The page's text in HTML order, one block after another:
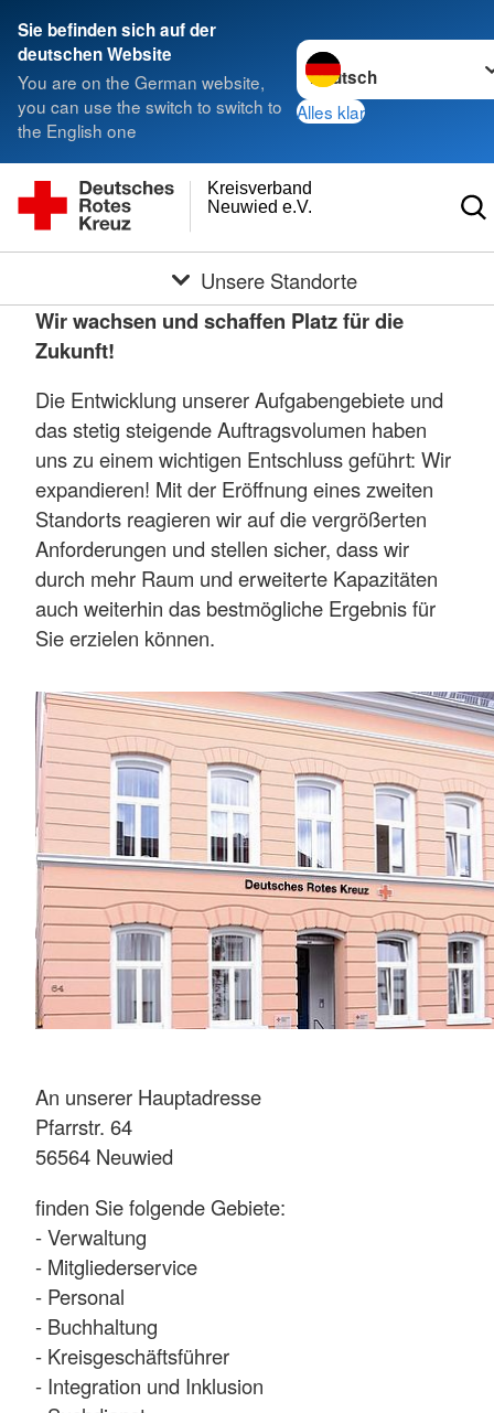
Sie befinden sich auf der
deutschen Website
You are on the German website,
you can use the switch to switch to
the English one
Sprache wechseln zu
Alles klar
Neuwied e.V.
Kreisverband
Unsere Standorte
Wir wachsen und schaffen Platz für die
Zukunft!
Die Entwicklung unserer Aufgabengebiete und
das stetig steigende Auftragsvolumen haben
uns zu einem wichtigen Entschluss geführt: Wir
expandieren! Mit der Eröffnung eines zweiten
Standorts reagieren wir auf die vergrößerten
Anforderungen und stellen sicher, dass wir
durch mehr Raum und erweiterte Kapazitäten
auch weiterhin das bestmögliche Ergebnis für
Sie erzielen können.
An unserer Hauptadresse
Pfarrstr. 64
56564 Neuwied
finden Sie folgende Gebiete:
- Verwaltung
- Mitgliederservice
- Personal
- Buchhaltung
- Kreisgeschäftsführer
- Integration und Inklusion